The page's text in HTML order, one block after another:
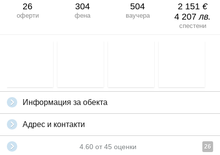
26
оферти
304
фена
504
ваучера
2 151 €
4 207лв.
спестени
Информация за обекта
Адрес и контакти
4.60 от 45 оценки 26